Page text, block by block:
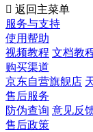
 返回主菜单
服务与支持
使用帮助
视频教程 文档教
购买渠道
京东自营旗舰店
售后服务
防伪查询 意见反
售后政策